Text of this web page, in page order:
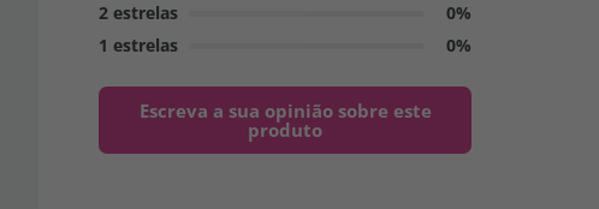
2 estrelas
0%
1 estrelas
0%
Escreva a sua opinião sobre este
produto